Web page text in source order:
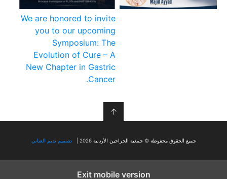
We are honored to invite
you to our upcoming
Symposium: The
Evolution of Cure – A
New Chapter in Gastric
Cancer.
↑
جميع الحقوق محفوظة © جمعية الجراحين الأردنية 2026 | تصميم نديم العناني
Exit mobile version